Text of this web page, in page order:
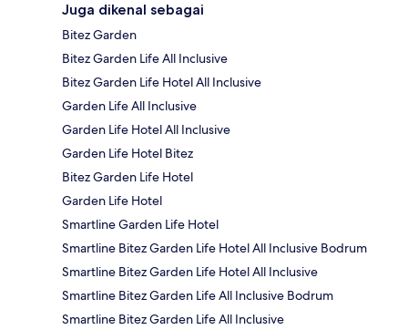
Juga dikenal sebagai
Bitez Garden
Bitez Garden Life All Inclusive
Bitez Garden Life Hotel All Inclusive
Garden Life All Inclusive
Garden Life Hotel All Inclusive
Garden Life Hotel Bitez
Bitez Garden Life Hotel
Garden Life Hotel
Smartline Garden Life Hotel
Smartline Bitez Garden Life Hotel All Inclusive Bodrum
Smartline Bitez Garden Life Hotel All Inclusive
Smartline Bitez Garden Life All Inclusive Bodrum
Smartline Bitez Garden Life All Inclusive